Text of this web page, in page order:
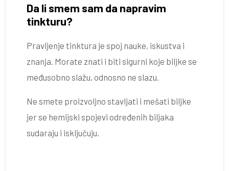
Da li smem sam da napravim
tinkturu?
Pravljenje tinktura je spoj nauke, iskustva i
znanja. Morate znati i biti sigurni koje biljke se
međusobno slažu, odnosno ne slazu.
Ne smete proizvoljno stavljati i mešati biljke
jer se hemijski spojevi određenih biljaka
sudaraju i isključuju.